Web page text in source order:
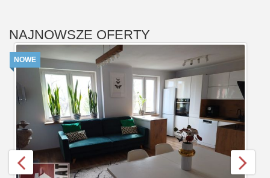
NAJNOWSZE OFERTY
NOWE